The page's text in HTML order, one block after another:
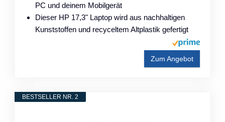
PC und deinem Mobilgerät
Dieser HP 17,3" Laptop wird aus nachhaltigen
Kunststoffen und recyceltem Altplastik gefertigt
Zum Angebot
BESTSELLER NR. 2